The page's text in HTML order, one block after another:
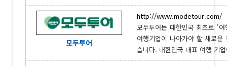
모두투어
http://www.modetour.com/
모두투어는 대한민국 최초로 '
여행기업이 나아가야 할 새로
습니다. 대한민국 대표 여행 기